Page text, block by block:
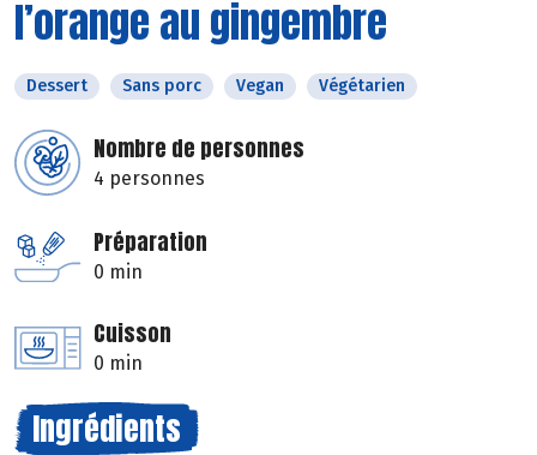
l’orange au gingembre
Dessert Sans porc Vegan Végétarien
Nombre de personnes
4 personnes
Préparation
0 min
Cuisson
0 min
Ingrédients